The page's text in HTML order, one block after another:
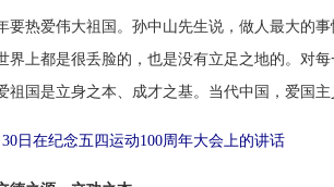
热爱伟大祖国。孙中山先生说，做人最大的事
界上都是很丢脸的，也是没有立足之地的。对
祖国是立身之本、成才之基。当代中国，爱国
日在纪念五四运动100周年大会上的讲话